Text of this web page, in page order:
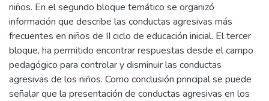
niños. En el segundo bloque temático se organizó
información que describe las conductas agresivas más
frecuentes en niños de II ciclo de educación inicial. El tercer
bloque, ha permitido encontrar respuestas desde el campo
pedagógico para controlar y disminuir las conductas
agresivas de los niños. Como conclusión principal se puede
señalar que la presentación de conductas agresivas en los